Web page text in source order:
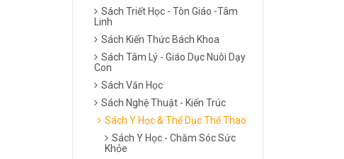
Sách Triết Học - Tôn Giáo -Tâm
Linh
Sách Kiến Thức Bách Khoa
Sách Tâm Lý - Giáo Dục Nuôi Dạy
Con
Sách Văn Học
Sách Nghệ Thuật - Kiến Trúc
Sách Y Học & Thể Dục Thể Thao
Sách Y Học - Chăm Sóc Sức
Khỏe